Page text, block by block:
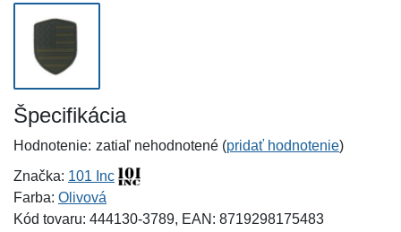
Špecifikácia
Hodnotenie: zatiaľ nehodnotené (pridať hodnotenie)
Značka: 101 Inc
Farba: Olivová
Kód tovaru: 444130-3789, EAN: 8719298175483